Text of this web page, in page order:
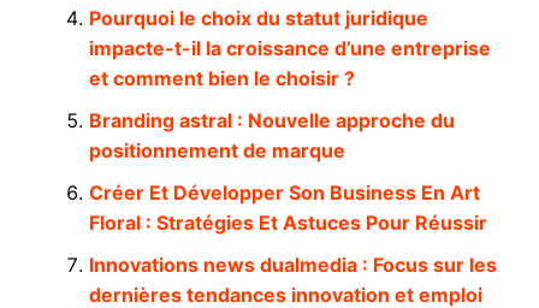
Pourquoi le choix du statut juridique
impacte-t-il la croissance d’une entreprise
et comment bien le choisir ?
Branding astral : Nouvelle approche du
positionnement de marque
Créer Et Développer Son Business En Art
Floral : Stratégies Et Astuces Pour Réussir
Innovations news dualmedia : Focus sur les
dernières tendances innovation et emploi